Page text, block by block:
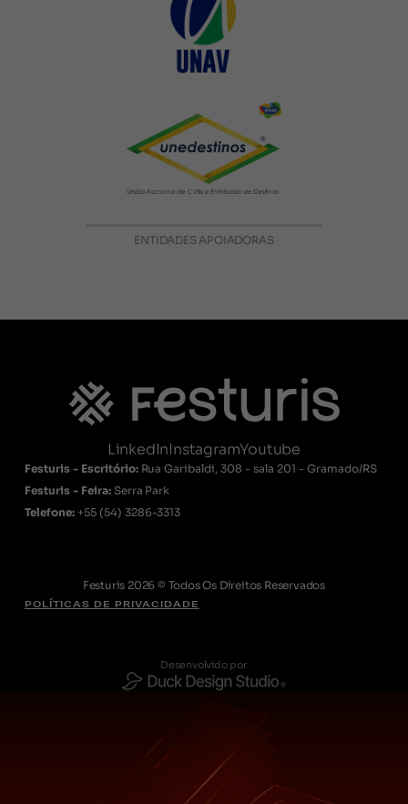
ENTIDADES APOIADORAS
LinkedInInstagramYoutube
Festuris - Escritório: Rua Garibaldi, 308 - sala 201 - Gramado/RS
Festuris - Feira: Serra Park
Telefone: +55 (54) 3286-3313
Festuris 2026 © Todos Os Direitos Reservados
POLÍTICAS DE PRIVACIDADE
Desenvolvido por